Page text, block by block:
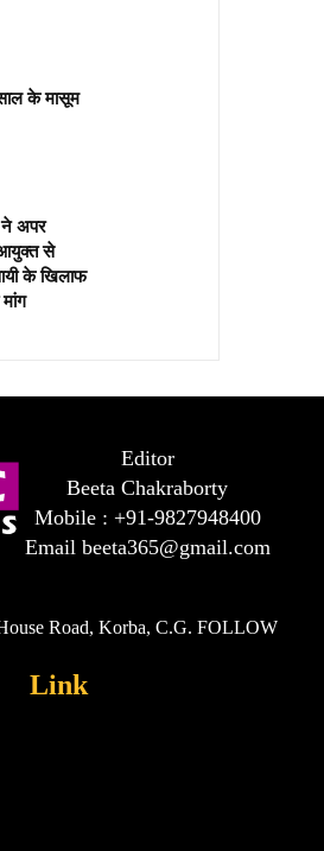
के मासूम
ने अपर
से
के खिलाफ
मांग
Editor
Beeta Chakraborty
Mobile : +91-9827948400
Email beeta365@gmail.com
Road, Korba, C.G. FOLLOW
Link